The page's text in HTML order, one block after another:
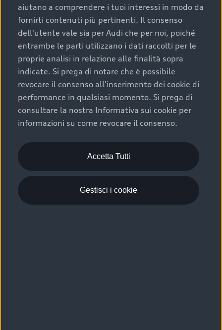
aiutano a comprendere i tuoi interessi in modo da
fornirti contenuti più pertinenti. Il consenso
dell'utente vale sia per Audi che per noi, poiché
entrambe le parti utilizzano i dati raccolti per le
proprie analisi in relazione alle finalità sopra
indicate. Si prega di notare che è possibile
revocare il consenso all'inserimento dei cookie di
performance in qualsiasi momento. Si prega di
consultare la nostra Informativa sui cookie per
informazioni su come revocare il consenso.
Accetta Tutti
Gestisci i cookie
condizioni della carrozzeria e degli interni: una
buona conservazione evidenzia cura e attenzione del
precedente proprietario;
efficienza meccanica: motore, trasmissione e
componenti principali in ottimo stato garantiscono
prestazioni affidabili e sicure.
Acquistare un’auto usata in una Concessionaria ufficiale
Audi che offre l’usato garantito tramite Audi Prima
Scelta :plus, significa affidarsi ad un prodotto che viene
sottoposto a 110 controlli approfonditi e coperto da
garanzia fino a 4 anni per una maggiore tutela del tuo
acquisto.